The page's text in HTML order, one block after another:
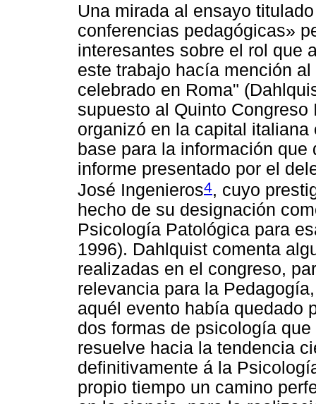
Una mirada al ensayo
conferencias pedagógicas»
interesantes sobre el rol que
este trabajo hacía mención
celebrado en Roma"
supuesto al Quinto
organizó en la capital
base para la información
informe presentado por el
José Ingenieros4, cuyo
hecho de su designación
Psicología Patológica para
1996). Dahlquist comenta
realizadas en el congreso,
relevancia para la
aquél evento había quedado
dos formas de psicología
resuelve hacia la tendencia
definitivamente á la
propio tiempo un camino